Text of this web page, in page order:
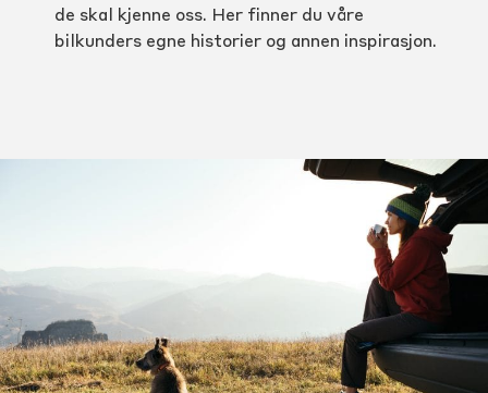
de skal kjenne oss. Her finner du våre
bilkunders egne historier og annen inspirasjon.